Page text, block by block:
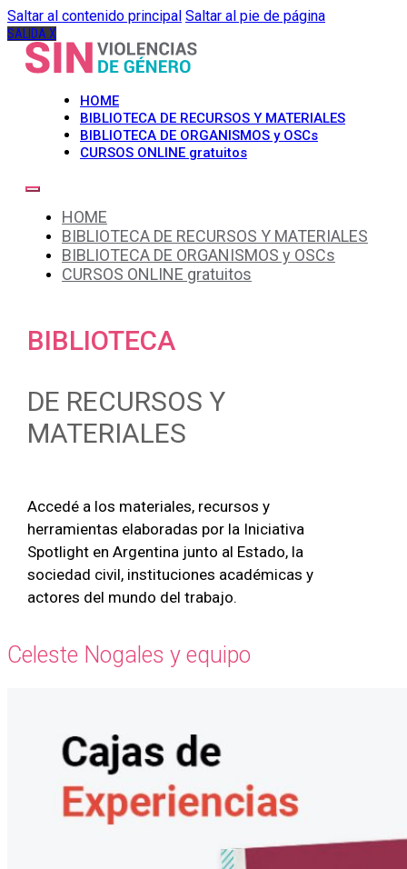
Saltar al contenido principal Saltar al pie de página
SALIDA X
HOME
BIBLIOTECA DE RECURSOS Y MATERIALES
BIBLIOTECA DE ORGANISMOS y OSCs
CURSOS ONLINE gratuitos
HOME
BIBLIOTECA DE RECURSOS Y MATERIALES
BIBLIOTECA DE ORGANISMOS y OSCs
CURSOS ONLINE gratuitos
BIBLIOTECA
DE RECURSOS Y
MATERIALES
Accedé a los materiales, recursos y
herramientas elaboradas por la Iniciativa
Spotlight en Argentina junto al Estado, la
sociedad civil, instituciones académicas y
actores del mundo del trabajo.
Celeste Nogales y equipo